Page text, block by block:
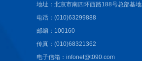
地址：北京市南四环西路188号总部基
电话：(010)63299888
邮编：100160
传真：(010)68321362
电子信箱：infonet@t090.com